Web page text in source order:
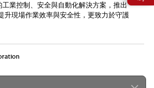
業控制、安全與自動化解決方案，推出
升現場作業效率與安全性，更致力於守護